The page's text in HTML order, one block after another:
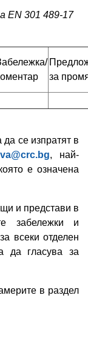
EN 301 489-17
за
се изпратят в
, най-
е означена
и представи в
забележки и
всеки отделен
да гласува за
в раздел